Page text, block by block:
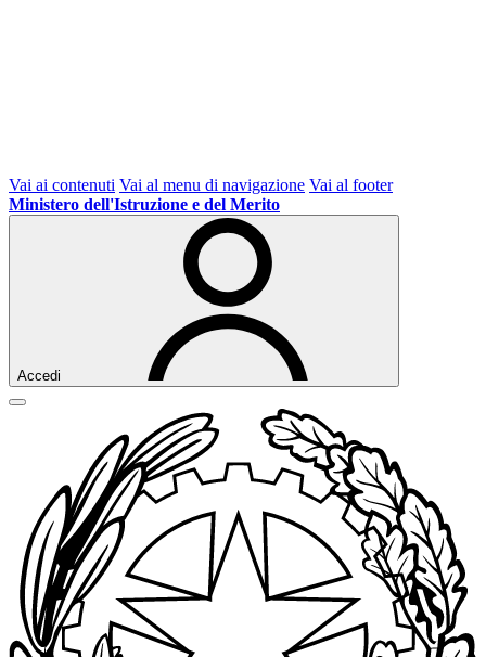
Vai ai contenuti Vai al menu di navigazione Vai al footer
Ministero dell'Istruzione e del Merito
Accedi